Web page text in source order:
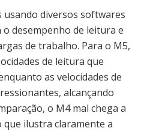
diversos softwares
desempenho de leitura e
de trabalho. Para o M5,
de leitura que
as velocidades de
alcançando
o M4 mal chega a
que ilustra claramente a